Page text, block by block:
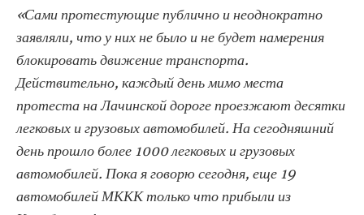
«Сами протестующие публично и неоднократно
заявляли, что у них не было и не будет намерения
блокировать движение транспорта.
Действительно, каждый день мимо места
протеста на Лачинской дороге проезжают десятки
легковых и грузовых автомобилей. На сегодняшний
день прошло более 1000 легковых и грузовых
автомобилей. Пока я говорю сегодня, еще 19
автомобилей МККК только что прибыли из